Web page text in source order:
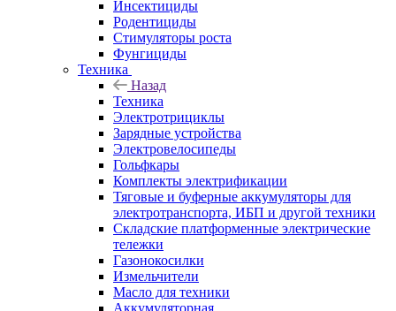
Инсектициды
Родентициды
Стимуляторы роста
Фунгициды
Техника
Назад
Техника
Электротрициклы
Зарядные устройства
Электровелосипеды
Гольфкары
Комплекты электрификации
Тяговые и буферные аккумуляторы для
электротранспорта, ИБП и другой техники
Складские платформенные электрические
тележки
Газонокосилки
Измельчители
Масло для техники
Аккумуляторная